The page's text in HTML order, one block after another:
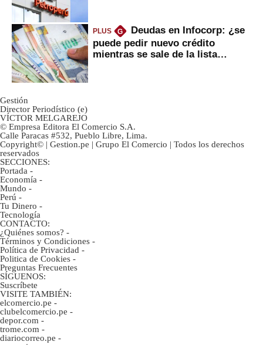
PLUS G
Deudas en Infocorp: ¿se
puede pedir nuevo crédito
mientras se sale de la lista
Gestión
Director Periodístico (e)
VÍCTOR MELGAREJO
© Empresa Editora El Comercio S.A.
Calle Paracas #532, Pueblo Libre, Lima.
Copyright© | Gestion.pe | Grupo El Comercio | Todos los derechos
reservados
SECCIONES:
Portada -
Economía -
Mundo -
Perú -
Tu Dinero -
Tecnología
CONTACTO:
¿Quiénes somos? -
Términos y Condiciones -
Política de Privacidad -
Politica de Cookies -
Preguntas Frecuentes
SÍGUENOS:
Suscríbete
VISITE TAMBIÉN:
elcomercio.pe -
clubelcomercio.pe -
depor.com -
trome.com -
diariocorreo.pe -